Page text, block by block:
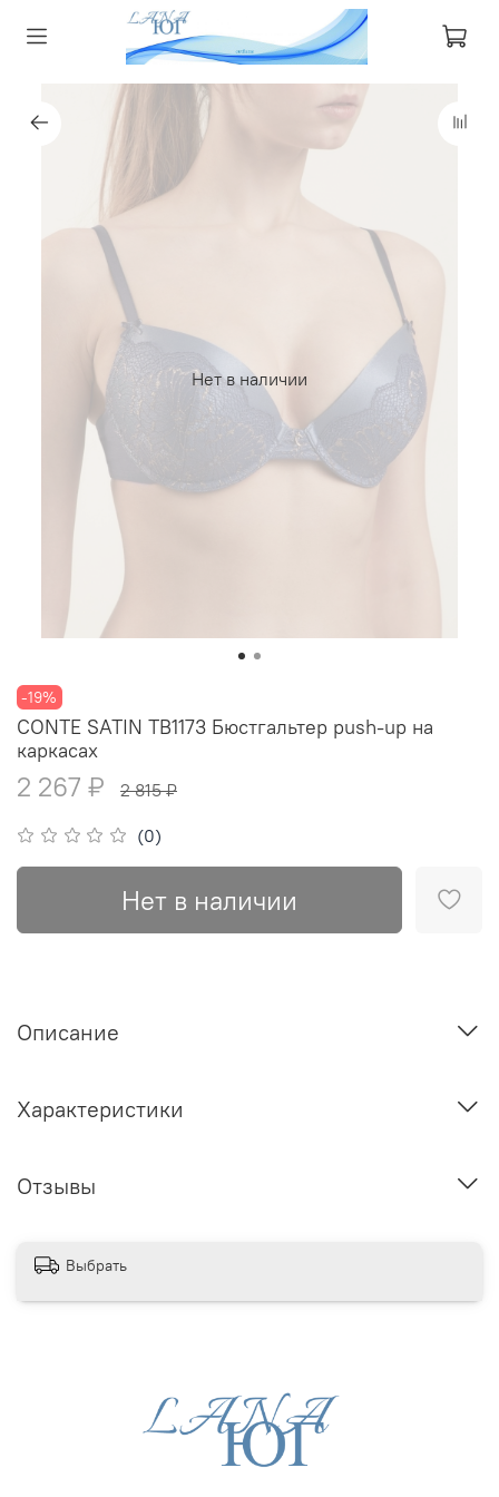
Нет в наличии
-19%
(0)
CONTE SATIN TB1173 Бюстгальтер push-up на
каркасах
2 267 ₽ 2 815 ₽
Нет в наличии
Описание
Характеристики
Отзывы
Выбрать